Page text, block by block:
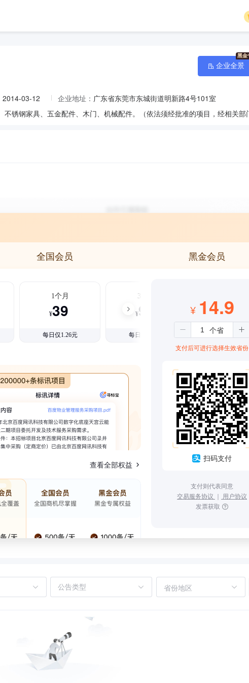
2014-03-12 企业地址： 广东省东莞市东城街道明新路4号101室
企业全景
全国会员 黑金会员
1个月
¥39
每日仅1.26元
3个月
¥99
每日仅1.08元
查看全部权益
¥ 14.9
支付后可进行选择生效省份
扫码支付
支付则代表同意
交易服务协议 ｜ 用户协议
发票获取
省份地区